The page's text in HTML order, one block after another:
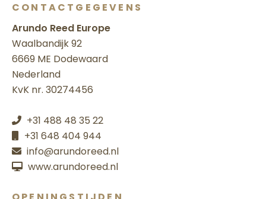
CONTACTGEGEVENS
Arundo Reed Europe
Waalbandijk 92
6669 ME Dodewaard
Nederland
KvK nr. 30274456
+31 488 48 35 22
+31 648 404 944
info@arundoreed.nl
www.arundoreed.nl